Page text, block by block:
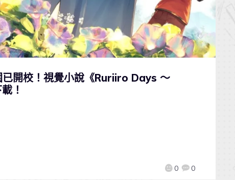
開校！視覺小說《Ruriiro Days 〜
！
0 0